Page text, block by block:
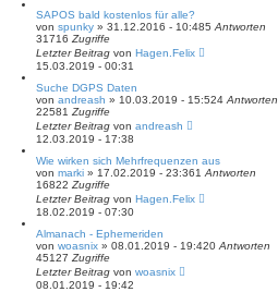
SAPOS bald kostenlos für alle?
von spunky » 31.12.2016 - 10:485 Antworten
31716 Zugriffe
Letzter Beitrag von Hagen.Felix
15.03.2019 - 00:31
Suche DGPS Daten
von andreash » 10.03.2019 - 15:524 Antworten
22581 Zugriffe
Letzter Beitrag von andreash
12.03.2019 - 17:38
Wie wirken sich Mehrfrequenzen aus
von marki » 17.02.2019 - 23:361 Antworten
16822 Zugriffe
Letzter Beitrag von Hagen.Felix
18.02.2019 - 07:30
Almanach - Ephemeriden
von woasnix » 08.01.2019 - 19:420 Antworten
45127 Zugriffe
Letzter Beitrag von woasnix
08.01.2019 - 19:42